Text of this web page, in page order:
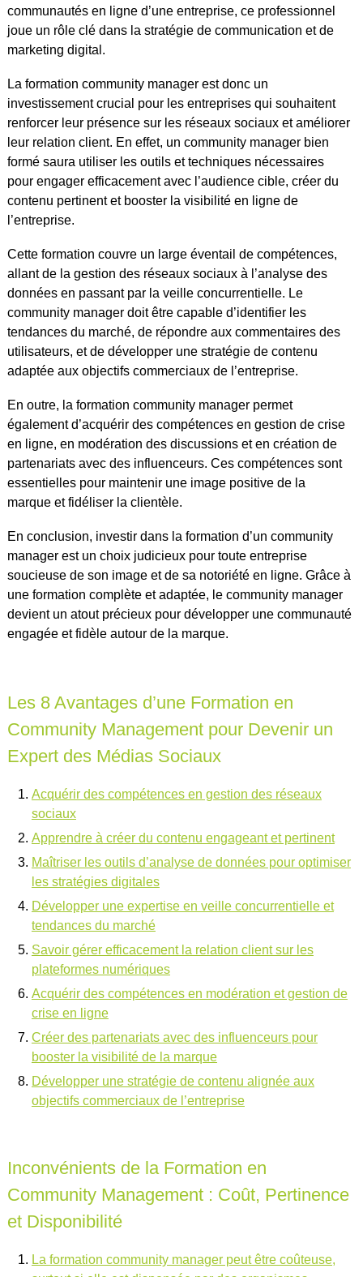
communautés en ligne d’une entreprise, ce professionnel
joue un rôle clé dans la stratégie de communication et de
marketing digital.
La formation community manager est donc un
investissement crucial pour les entreprises qui souhaitent
renforcer leur présence sur les réseaux sociaux et améliorer
leur relation client. En effet, un community manager bien
formé saura utiliser les outils et techniques nécessaires
pour engager efficacement avec l’audience cible, créer du
contenu pertinent et booster la visibilité en ligne de
l’entreprise.
Cette formation couvre un large éventail de compétences,
allant de la gestion des réseaux sociaux à l’analyse des
données en passant par la veille concurrentielle. Le
community manager doit être capable d’identifier les
tendances du marché, de répondre aux commentaires des
utilisateurs, et de développer une stratégie de contenu
adaptée aux objectifs commerciaux de l’entreprise.
En outre, la formation community manager permet
également d’acquérir des compétences en gestion de crise
en ligne, en modération des discussions et en création de
partenariats avec des influenceurs. Ces compétences sont
essentielles pour maintenir une image positive de la
marque et fidéliser la clientèle.
En conclusion, investir dans la formation d’un community
manager est un choix judicieux pour toute entreprise
soucieuse de son image et de sa notoriété en ligne. Grâce à
une formation complète et adaptée, le community manager
devient un atout précieux pour développer une communauté
engagée et fidèle autour de la marque.
Les 8 Avantages d’une Formation en
Community Management pour Devenir un
Expert des Médias Sociaux
Acquérir des compétences en gestion des réseaux
sociaux
Apprendre à créer du contenu engageant et pertinent
Maîtriser les outils d’analyse de données pour optimiser
les stratégies digitales
Développer une expertise en veille concurrentielle et
tendances du marché
Savoir gérer efficacement la relation client sur les
plateformes numériques
Acquérir des compétences en modération et gestion de
crise en ligne
Créer des partenariats avec des influenceurs pour
booster la visibilité de la marque
Développer une stratégie de contenu alignée aux
objectifs commerciaux de l’entreprise
Inconvénients de la Formation en
Community Management : Coût, Pertinence
et Disponibilité
La formation community manager peut être coûteuse,